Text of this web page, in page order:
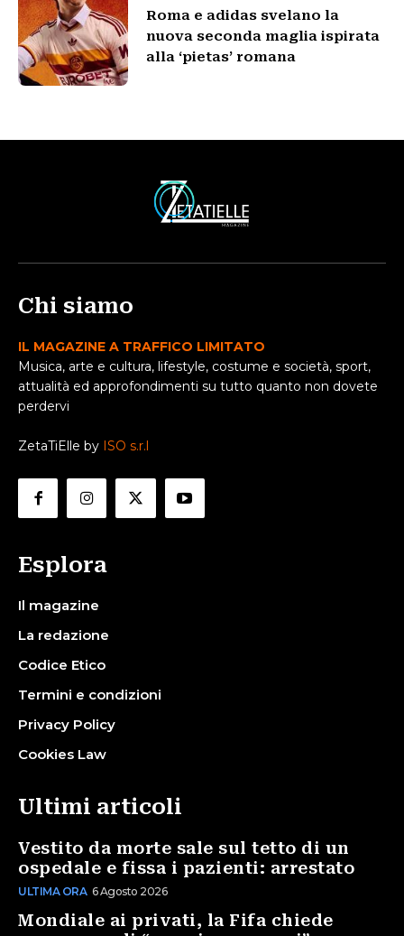
Roma e adidas svelano la
nuova seconda maglia ispirata
alla ‘pietas’ romana
Chi siamo
IL MAGAZINE A TRAFFICO LIMITATO
Musica, arte e cultura, lifestyle, costume e società, sport,
attualità ed approfondimenti su tutto quanto non dovete
perdervi
ZetaTiElle by ISO s.r.l
Esplora
Il magazine
La redazione
Codice Etico
Termini e condizioni
Privacy Policy
Cookies Law
Ultimi articoli
Vestito da morte sale sul tetto di un
ospedale e fissa i pazienti: arrestato
ULTIMA ORA 6 Agosto 2026
Mondiale ai privati, la Fifa chiede